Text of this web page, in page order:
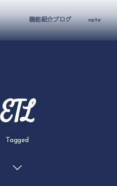
機能紹介ブログ note
ETL
Tagged